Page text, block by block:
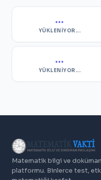
...
YÜKLENIYOR...
...
YÜKLENIYOR...
Matematik bilgi ve
platformu. Binlerce test,